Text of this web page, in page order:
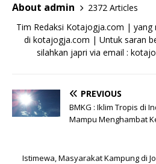
About admin
2372 Articles
Tim Redaksi Kotajogja.com | yang
di kotajogja.com | Untuk saran
silahkan japri via email :
PREVIOUS
BMKG : Iklim Tropis di
Mampu Menghambat
Istimewa, Masyarakat Kampung di